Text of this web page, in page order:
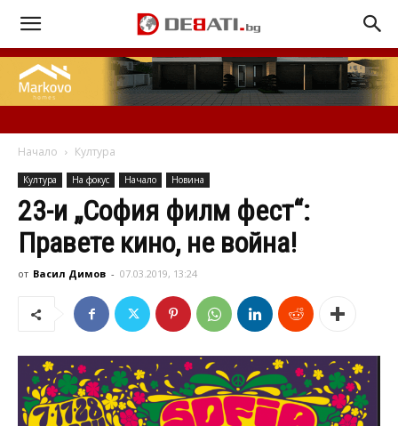
Начало Култура
Култура На фокус Начало Новина
23-и „София филм фест“:
Правете кино, не война!
от Васил Димов - 07.03.2019, 13:24